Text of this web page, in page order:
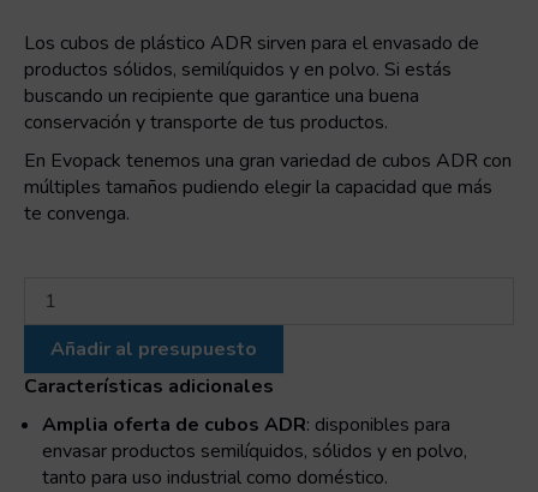
Los cubos de plástico ADR sirven para el envasado de
productos sólidos, semilíquidos y en polvo. Si estás
buscando un recipiente que garantice una buena
conservación y transporte de tus productos.
En Evopack tenemos una gran variedad de cubos ADR con
múltiples tamaños pudiendo elegir la capacidad que más
te convenga.
cilíndrico
Homologado
ADR
Añadir al presupuesto
Características adicionales
Amplia oferta de cubos ADR: disponibles para
envasar productos semilíquidos, sólidos y en polvo,
tanto para uso industrial como doméstico.